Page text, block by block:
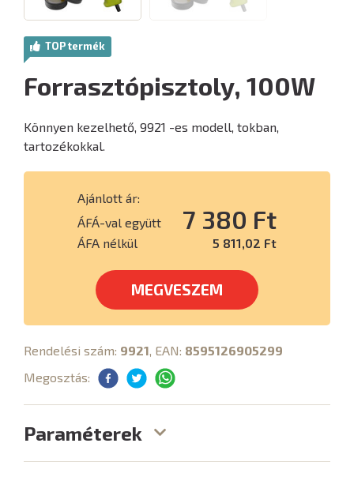
TOP termék
Forrasztópisztoly, 100W
Könnyen kezelhető, 9921 -es modell, tokban,
tartozékokkal.
Ajánlott ár:
ÁFÁ-val együtt
7 380 Ft
ÁFA nélkül 5 811,02 Ft
MEGVESZEM
Rendelési szám: 9921 , EAN: 8595126905299
Megosztás:
Paraméterek